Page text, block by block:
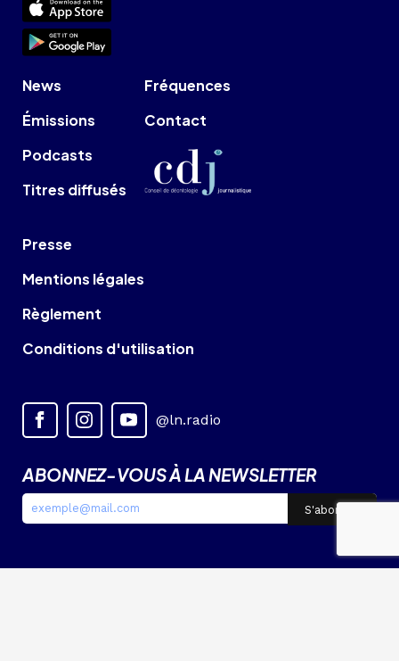
News
Émissions
Podcasts
Titres diffusés
Fréquences
Contact
Presse
Mentions légales
Règlement
Conditions d'utilisation
@ln.radio
ABONNEZ-VOUS À LA NEWSLETTER